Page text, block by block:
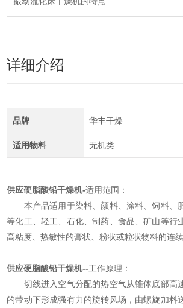
详细介绍
品牌 华丰干燥
适用物料 无机类
供应硬脂酸铅干燥机-适用范围：
本产品适用于染料、颜料、涂料、饲料、
等化工、轻工、石化、制药、食品、矿山等行
高粘度、热敏性的膏状、粉状或粒状物料的连续
供应硬脂酸铅干燥机--工作原理：
切线进入空气分配的热空气从锥体底部高
的带动下形成强有力的旋转风场，由螺旋加料